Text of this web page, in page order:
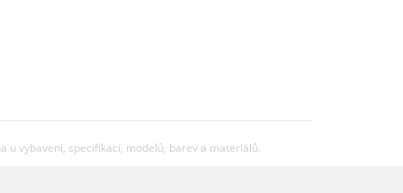
u vybavení, specifikací, modelů, barev a materiálů.